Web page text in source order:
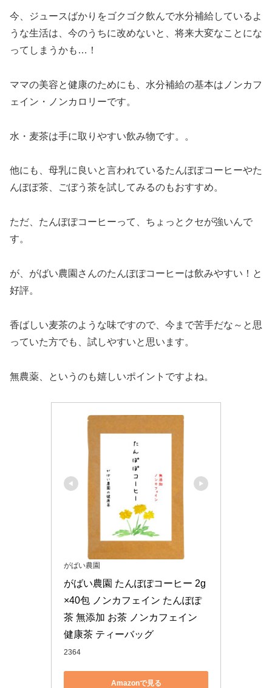
今、ジュースばかりをゴクゴク飲んで水分補給しているよ
うな生活は、今のうちに改めないと、将来大変なことにな
ってしまうかも…！
ママの美容と健康のためにも、水分補給の基本はノンカフ
ェイン・ノンカロリーです。
水・麦茶は手に取りやすい飲み物です。。
他にも、母乳に良いと言われているたんぽぽコーヒーやた
んぽぽ茶、ごぼう茶を試してみるのもおすすめ。
ただ、たんぽぽコーヒーって、ちょっとクセが強いんで
す。
が、がばい農園さんのたんぽぽコーヒーは飲みやすい！と
好評。
香ばしい麦茶のような味ですので、今まで苦手だな～と思
っていた方でも、試しやすいと思います。
無農薬、というのも嬉しいポイントですよね。
がばい農園
がばい農園 たんぽぽコーヒー 2g
×40包 ノンカフェイン たんぽぽ
茶 無添加 お茶 ノンカフェイン
健康茶 ティーバッグ
2364
Amazonで見る